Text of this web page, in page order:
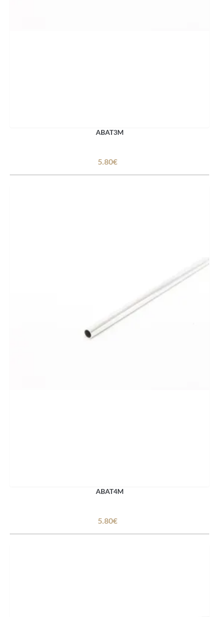
ABAT3M
5.80€
ABAT4M
5.80€